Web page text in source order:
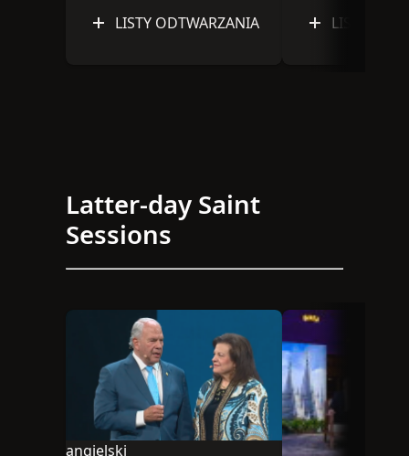
ancestors. Watch all of
LISTY ODTWARZANIA LISTY
Latter-day Saint
Sessions
angielski